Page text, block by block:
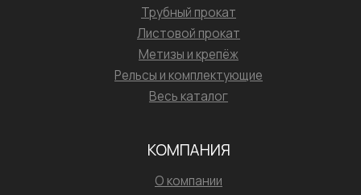
Трубный прокат
Листовой прокат
Метизы и крепёж
Рельсы и комплектующие
Весь каталог
КОМПАНИЯ
О компании